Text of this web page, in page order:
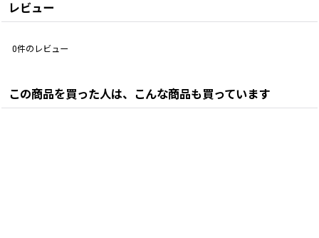
レビュー
0件のレビュー
この商品を買った人は、こんな商品も買っています